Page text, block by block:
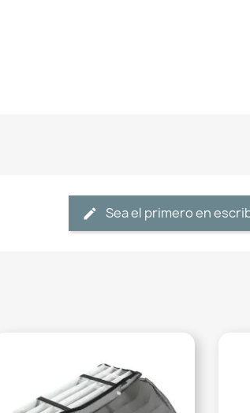
Sea el primero en